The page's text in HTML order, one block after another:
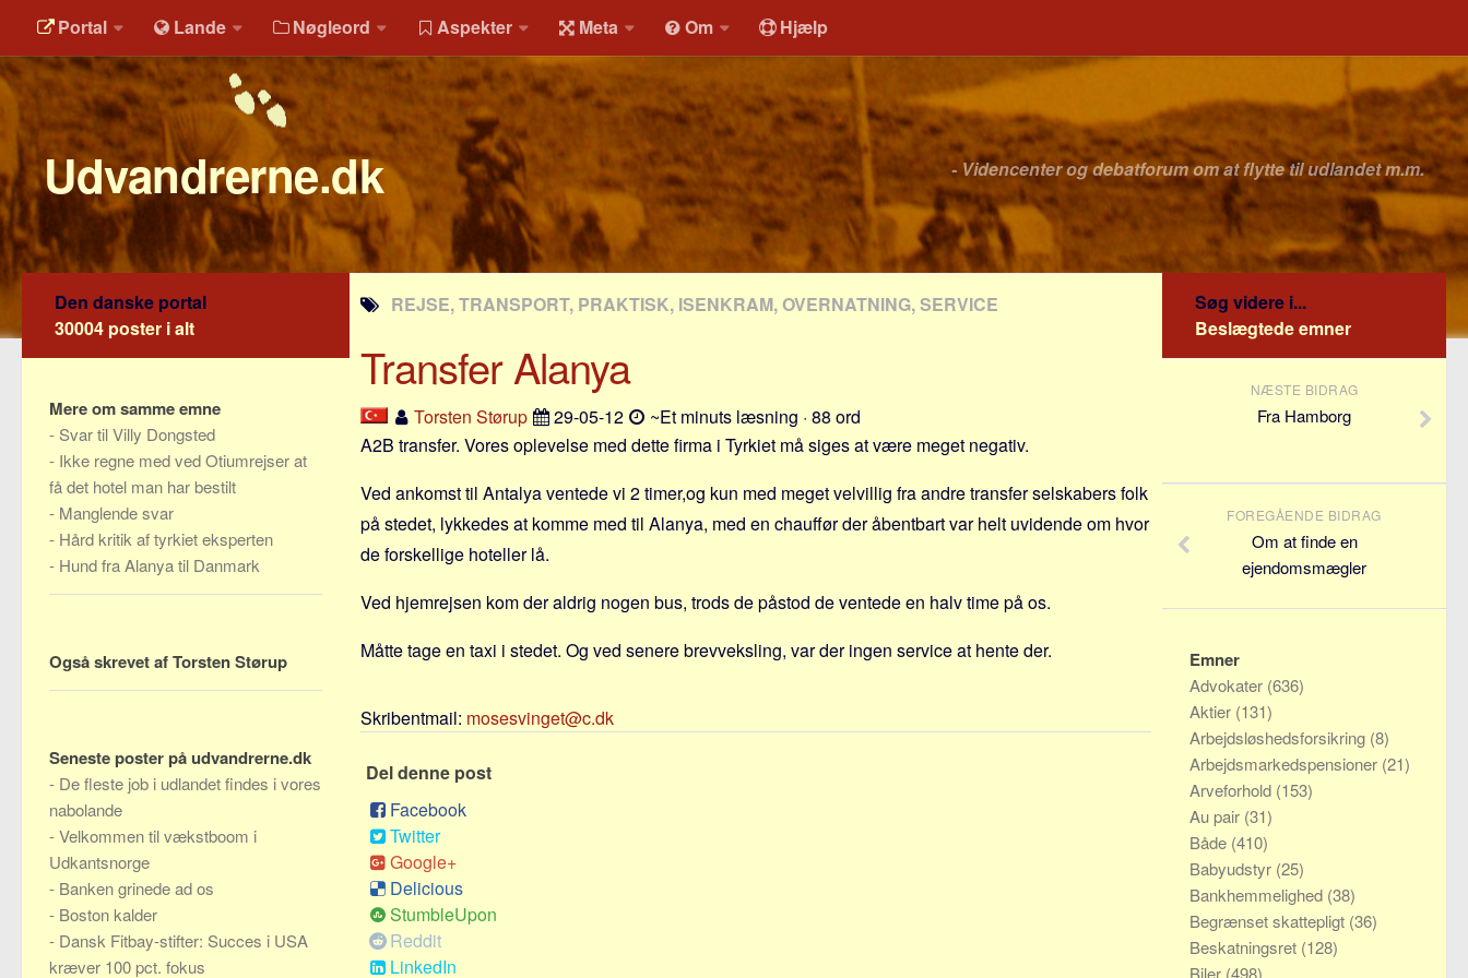
Portal Lande Nøgleord Aspekter Meta Om Hjælp
Udvandrerne.dk - Videncenter og debatforum om at flytte til udlandet m.m.
REJSE, TRANSPORT, PRAKTISK, ISENKRAM, OVERNATNING, SERVICE
Transfer Alanya
Torsten Størup 29-05-12
~Et minuts læsning · 88 ord
A2B transfer. Vores oplevelse med dette firma i Tyrkiet må siges at være meget negativ.
Ved ankomst til Antalya ventede vi 2 timer,og kun med meget velvillig fra andre transfer selskabers folk
på stedet, lykkedes at komme med til Alanya, med en chauffør der åbentbart var helt uvidende om hvor
de forskellige hoteller lå.
Ved hjemrejsen kom der aldrig nogen bus, trods de påstod de ventede en halv time på os.
Måtte tage en taxi i stedet. Og ved senere brevveksling, var der ingen service at hente der.
Skribentmail: mosesvinget@c.dk
Del denne post
Facebook
Twitter
Google+
Delicious
StumbleUpon
Reddit
LinkedIn
Den danske portal
30004 poster i alt
Mere om samme emne
- Svar til Villy Dongsted
- Ikke regne med ved Otiumrejser at
få det hotel man har bestilt
- Manglende svar
- Hård kritik af tyrkiet eksperten
- Hund fra Alanya til Danmark
Også skrevet af Torsten Størup
Seneste poster på udvandrerne.dk
- De fleste job i udlandet findes i vores
nabolande
-Velkommen til vækstboom i
Udkantsnorge
- Banken grinede ad os
- Boston kalder
- Dansk Fitbay-stifter: Succes i USA
kræver 100 pct. fokus
Søg videre i...
Beslægtede emner
NÆSTE BIDRAG
Fra Hamborg
FOREGÅENDE BIDRAG
Om at finde en
ejendomsmægler
Emner
Advokater (636)
Aktier (131)
Arbejdsløshedsforsikring (8)
Arbejdsmarkedspensioner (21)
Arveforhold (153)
Au pair (31)
Både (410)
Babyudstyr (25)
Bankhemmelighed (38)
Begrænset skattepligt (36)
Beskatningsret (128)
Biler (498)